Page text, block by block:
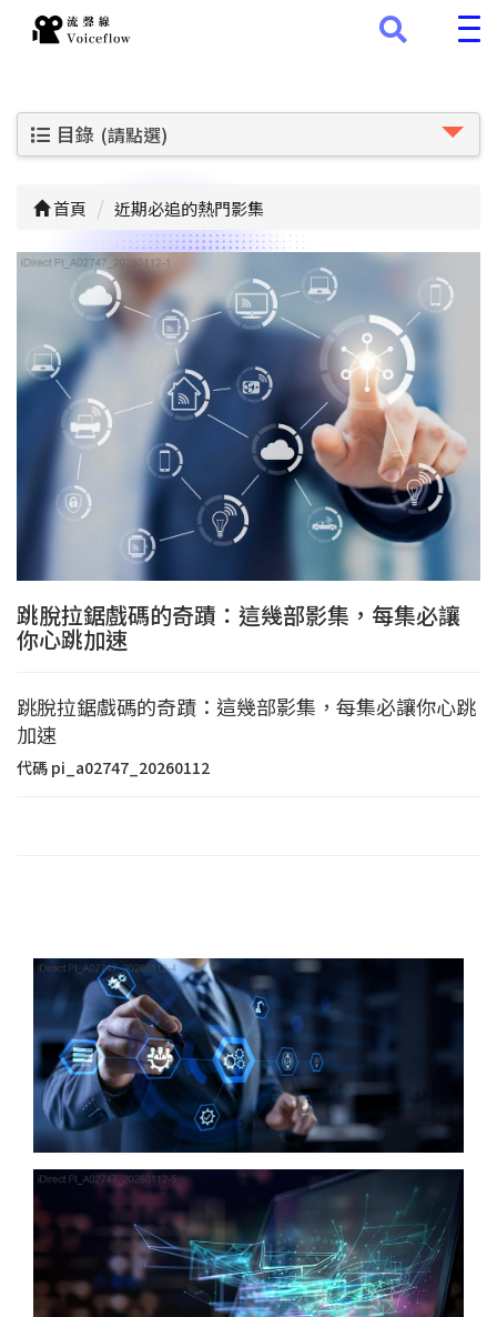
目錄 (請點選)
首頁 近期必追的熱門影集
跳脫拉鋸戲碼的奇蹟：這幾部影集，每集必讓
你心跳加速
跳脫拉鋸戲碼的奇蹟：這幾部影集，每集必讓你心跳
加速
代碼 pi_a02747_20260112